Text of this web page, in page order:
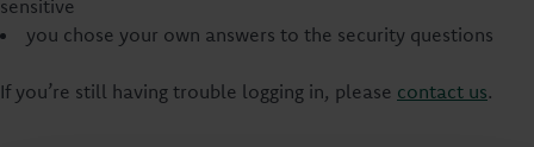
sensitive
you chose your own answers to the security questions
If you’re still having trouble logging in, please contact us.